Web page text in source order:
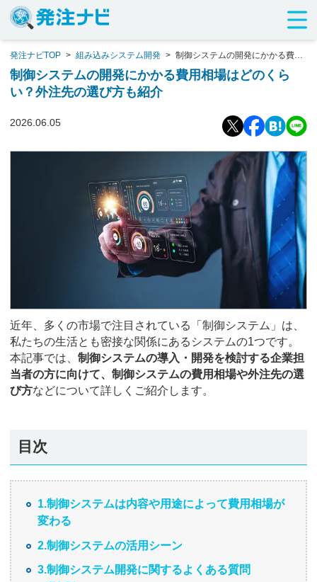
発注ナビTOP > 組み込みシステム開発 > 制御システムの開発にかかる費用
相場はどのくらい？外注先の選び方も紹介
制御システムの開発にかかる費用相場はどのくら
い？外注先の選び方も紹介
2026.06.05
近年、多くの市場で注目されている「制御システム」は、
私たちの生活とも密接な関係にあるシステムの1つです。
本記事では、 制御システムの導入・開発を検討する企業担
当者の方に向けて、制御システムの費用相場や外注先の選
び方などについて詳しくご紹介します。
目次
1.制御システムは内容や用途によって費用相場が
変わる
2.制御システムの活用シーン
3.制御システム開発に関するよくある質問